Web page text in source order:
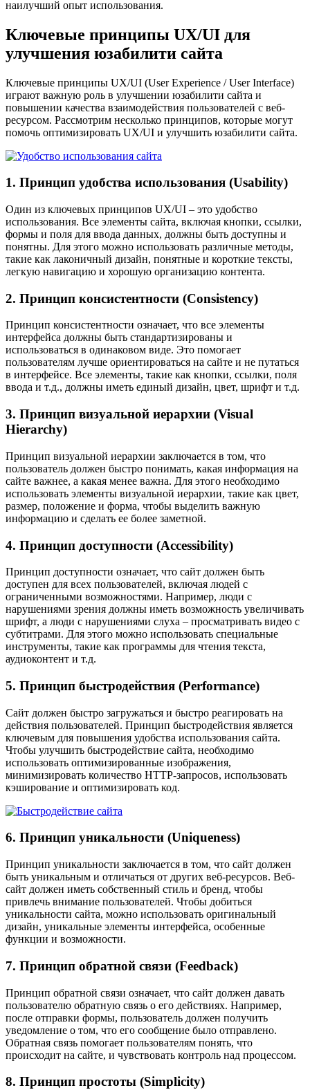
наилучший опыт использования.
Ключевые принципы UX/UI для
улучшения юзабилити сайта
Ключевые принципы UX/UI (User Experience / User Interface)
играют важную роль в улучшении юзабилити сайта и
повышении качества взаимодействия пользователей с веб-
ресурсом. Рассмотрим несколько принципов, которые могут
помочь оптимизировать UX/UI и улучшить юзабилити сайта.
1. Принцип удобства использования (Usability)
Один из ключевых принципов UX/UI – это удобство
использования. Все элементы сайта, включая кнопки, ссылки,
формы и поля для ввода данных, должны быть доступны и
понятны. Для этого можно использовать различные методы,
такие как лаконичный дизайн, понятные и короткие тексты,
легкую навигацию и хорошую организацию контента.
2. Принцип консистентности (Consistency)
Принцип консистентности означает, что все элементы
интерфейса должны быть стандартизированы и
использоваться в одинаковом виде. Это помогает
пользователям лучше ориентироваться на сайте и не путаться
в интерфейсе. Все элементы, такие как кнопки, ссылки, поля
ввода и т.д., должны иметь единый дизайн, цвет, шрифт и т.д.
3. Принцип визуальной иерархии (Visual
Hierarchy)
Принцип визуальной иерархии заключается в том, что
пользователь должен быстро понимать, какая информация на
сайте важнее, а какая менее важна. Для этого необходимо
использовать элементы визуальной иерархии, такие как цвет,
размер, положение и форма, чтобы выделить важную
информацию и сделать ее более заметной.
4. Принцип доступности (Accessibility)
Принцип доступности означает, что сайт должен быть
доступен для всех пользователей, включая людей с
ограниченными возможностями. Например, люди с
нарушениями зрения должны иметь возможность увеличивать
шрифт, а люди с нарушениями слуха – просматривать видео с
субтитрами. Для этого можно использовать специальные
инструменты, такие как программы для чтения текста,
аудиоконтент и т.д.
5. Принцип быстродействия (Performance)
Сайт должен быстро загружаться и быстро реагировать на
действия пользователей. Принцип быстродействия является
ключевым для повышения удобства использования сайта.
Чтобы улучшить быстродействие сайта, необходимо
использовать оптимизированные изображения,
минимизировать количество HTTP-запросов, использовать
кэширование и оптимизировать код.
6. Принцип уникальности (Uniqueness)
Принцип уникальности заключается в том, что сайт должен
быть уникальным и отличаться от других веб-ресурсов. Веб-
сайт должен иметь собственный стиль и бренд, чтобы
привлечь внимание пользователей. Чтобы добиться
уникальности сайта, можно использовать оригинальный
дизайн, уникальные элементы интерфейса, особенные
функции и возможности.
7. Принцип обратной связи (Feedback)
Принцип обратной связи означает, что сайт должен давать
пользователю обратную связь о его действиях. Например,
после отправки формы, пользователь должен получить
уведомление о том, что его сообщение было отправлено.
Обратная связь помогает пользователям понять, что
происходит на сайте, и чувствовать контроль над процессом.
8. Принцип простоты (Simplicity)